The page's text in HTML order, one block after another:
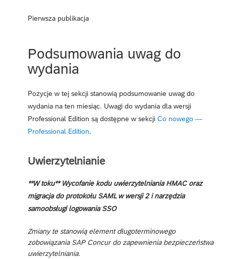
Pierwsza publikacja
Podsumowania uwag do
wydania
Pozycje w tej sekcji stanowią podsumowanie uwag do
wydania na ten miesiąc. Uwagi do wydania dla wersji
Professional Edition są dostępne w sekcji Co nowego —
Professional Edition.
Uwierzytelnianie
**W toku** Wycofanie kodu uwierzytelniania HMAC oraz
migracja do protokołu SAML w wersji 2 i narzędzia
samoobsługi logowania SSO
Zmiany te stanowią element długoterminowego
zobowiązania SAP Concur do zapewnienia bezpieczeństwa
uwierzytelniania.